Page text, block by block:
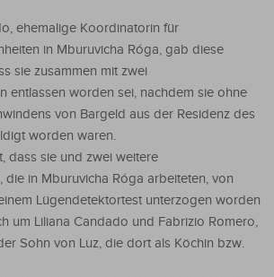
ehemalige Koordinatorin für
in Mburuvicha Róga, gab diese
sie zusammen mit zwei
entlassen worden sei, nachdem sie ohne
von Bargeld aus der Residenz des
worden waren.
dass sie und zwei weitere
die in Mburuvicha Róga arbeiteten, von
Lügendetektortest unterzogen worden
um Liliana Candado und Fabrizio Romero,
Sohn von Luz, die dort als Köchin bzw.